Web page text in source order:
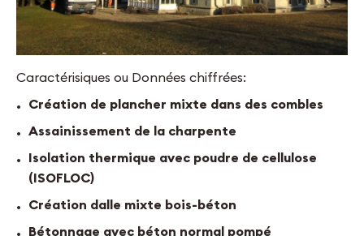
Caractérisiques ou Données chiffrées:
Création de plancher mixte dans des combles
Assainissement de la charpente
Isolation thermique avec poudre de cellulose
(ISOFLOC)
Création dalle mixte bois-béton
Bétonnage avec béton normal pompé